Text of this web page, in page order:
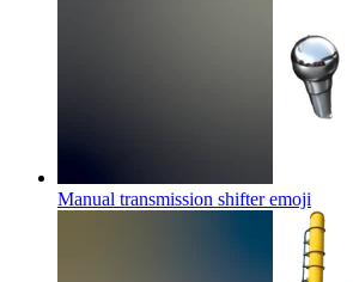
Manual transmission shifteremoji